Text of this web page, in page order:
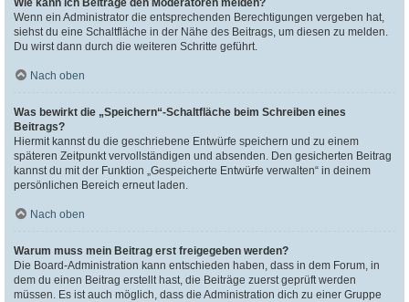
Wie kann ich Beiträge den Moderatoren melden?
Wenn ein Administrator die entsprechenden Berechtigungen vergeben hat,
siehst du eine Schaltfläche in der Nähe des Beitrags, um diesen zu melden.
Du wirst dann durch die weiteren Schritte geführt.
Nach oben
Was bewirkt die „Speichern“-Schaltfläche beim Schreiben eines
Beitrags?
Hiermit kannst du die geschriebene Entwürfe speichern und zu einem
späteren Zeitpunkt vervollständigen und absenden. Den gesicherten Beitrag
kannst du mit der Funktion „Gespeicherte Entwürfe verwalten“ in deinem
persönlichen Bereich erneut laden.
Nach oben
Warum muss mein Beitrag erst freigegeben werden?
Die Board-Administration kann entschieden haben, dass in dem Forum, in
dem du einen Beitrag erstellt hast, die Beiträge zuerst geprüft werden
müssen. Es ist auch möglich, dass die Administration dich zu einer Gruppe